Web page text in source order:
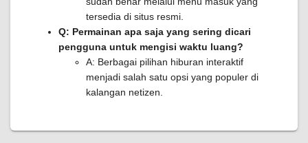
tersedia di situs resmi.
Q: Permainan apa saja yang sering dicari
pengguna untuk mengisi waktu luang?
A: Berbagai pilihan hiburan interaktif
menjadi salah satu opsi yang populer di
kalangan netizen.